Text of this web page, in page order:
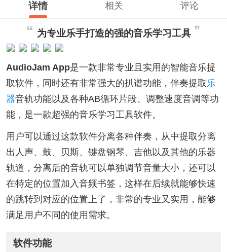
详情 相关 评论
为专业乐手打造的强的音乐学习工具
AudioJam App是一款非常专业且实用的智能音乐提
取软件，同时还有非常强大的扒谱功能，伴奏提取 乐
器音轨功能以及各种AB循环片段、调整速度音调等功
能，是一款超强的音乐学习工具软件。
用户可以通过这款软件分离各种伴奏，从中提取分离
出人声、鼓、贝斯、键盘钢琴、吉他以及其他的乐器
轨道，分离后的音轨可以单独调节音量大小，还可以
在特定的位置加入音频书签，这样在后续就能够快速
的跳转到对应的位置上了，非常的专业又实用，能够
满足用户不同的使用需求。
软件功能